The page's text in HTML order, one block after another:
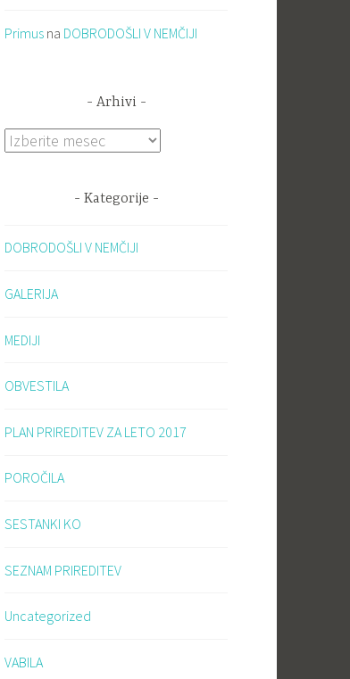
Primus na DOBRODOŠLI V NEMČIJI
Arhivi
Arhivi
Kategorije
DOBRODOŠLI V NEMČIJI
GALERIJA
MEDIJI
OBVESTILA
PLAN PRIREDITEV ZA LETO 2017
POROČILA
SESTANKI KO
SEZNAM PRIREDITEV
Uncategorized
VABILA